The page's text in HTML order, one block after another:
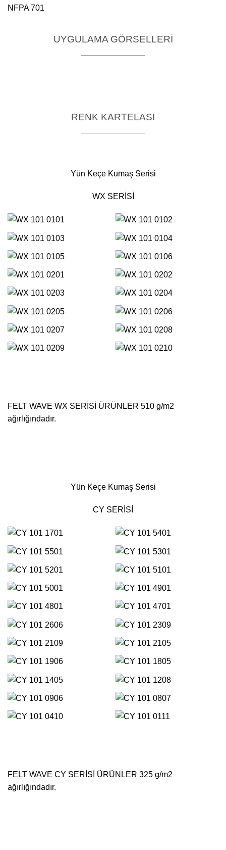
NFPA 701
UYGULAMA GÖRSELLERİ
RENK KARTELASI
Yün Keçe Kumaş Serisi
WX SERİSİ
FELT WAVE WX SERİSİ ÜRÜNLER 510 g/m2
ağırlığındadır.
Yün Keçe Kumaş Serisi
CY SERİSİ
FELT WAVE CY SERİSİ ÜRÜNLER 325 g/m2
ağırlığındadır.